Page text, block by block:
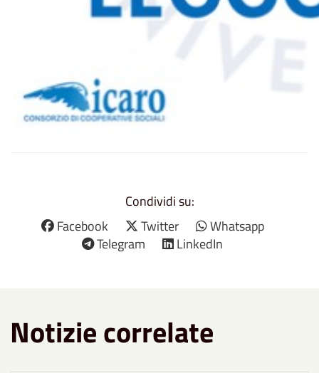
Condividi su:
Facebook
Twitter
Whatsapp
Telegram
LinkedIn
Notizie correlate